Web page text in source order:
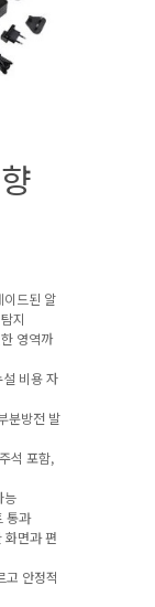
이드된 알
지
영역까
비용 자
분방전 발
석 포함,
능
통과
화면과 편
안정적